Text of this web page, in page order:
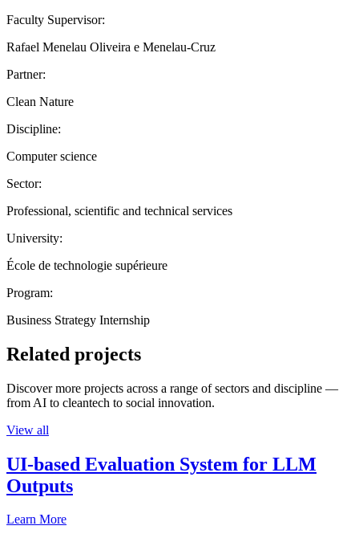
Faculty Supervisor:
Rafael Menelau Oliveira e Menelau-Cruz
Partner:
Clean Nature
Discipline:
Computer science
Sector:
Professional, scientific and technical services
University:
École de technologie supérieure
Program:
Business Strategy Internship
Related projects
Discover more projects across a range of sectors and discipline —
from AI to cleantech to social innovation.
View all
UI-based Evaluation System for LLM
Outputs
Learn More